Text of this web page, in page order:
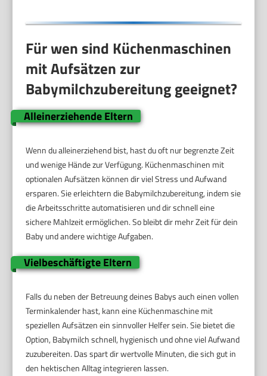
Für wen sind Küchenmaschinen
mit Aufsätzen zur
Babymilchzubereitung geeignet?
Alleinerziehende Eltern
Wenn du alleinerziehend bist, hast du oft nur begrenzte Zeit
und wenige Hände zur Verfügung. Küchenmaschinen mit
optionalen Aufsätzen können dir viel Stress und Aufwand
ersparen. Sie erleichtern die Babymilchzubereitung, indem sie
die Arbeitsschritte automatisieren und dir schnell eine
sichere Mahlzeit ermöglichen. So bleibt dir mehr Zeit für dein
Baby und andere wichtige Aufgaben.
Vielbeschäftigte Eltern
Falls du neben der Betreuung deines Babys auch einen vollen
Terminkalender hast, kann eine Küchenmaschine mit
speziellen Aufsätzen ein sinnvoller Helfer sein. Sie bietet die
Option, Babymilch schnell, hygienisch und ohne viel Aufwand
zuzubereiten. Das spart dir wertvolle Minuten, die sich gut in
den hektischen Alltag integrieren lassen.